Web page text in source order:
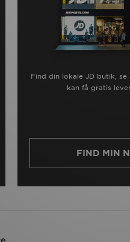
Find din lokale JD butik,
kan få gratis
FIND MIN